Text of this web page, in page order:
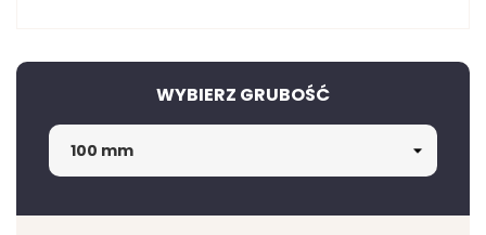
WYBIERZ GRUBOŚĆ